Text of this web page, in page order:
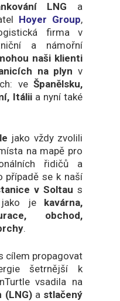
LNG a
Hoyer Group,
firma v
a námořní
naši klienti
na plyn v
ve Španělsku,
Itálii a nyní také
jako vždy zvolili
na mapě pro
řidičů a
případě se k naší
v Soltau s
jako je kavárna,
obchod,
.
cílem propagovat
šetrnější k
vsadila na
(LNG)a stlačený